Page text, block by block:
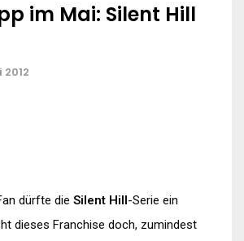
im Mai: Silent Hill
2012
dürfte die Silent Hill-Serie ein
dieses Franchise doch, zumindest